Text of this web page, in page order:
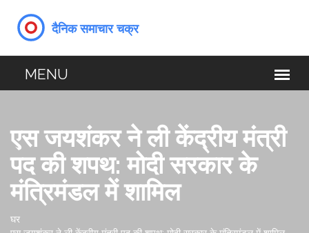
एस जयशंकर ने ली केंद्रीय मंत्री
पद की शपथ: मोदी सरकार के
मंत्रिमंडल में शामिल
घर